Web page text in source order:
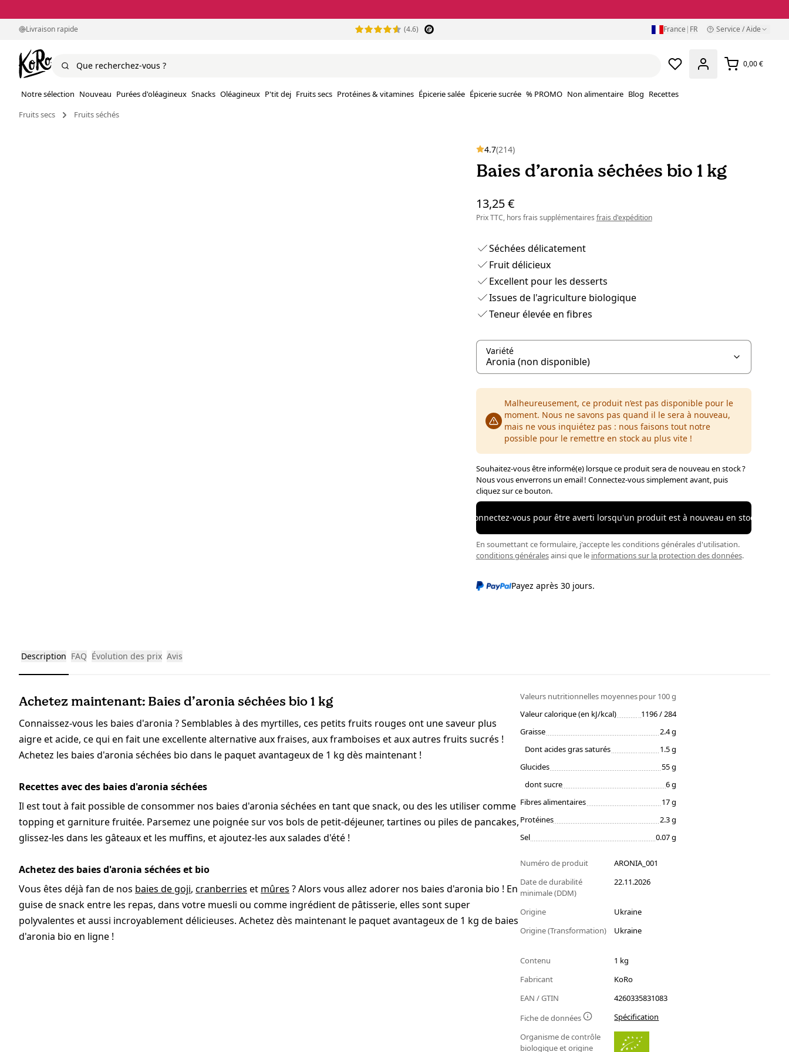
Livraison rapide (4.6) France | FR Service / Aide
0,00 €
Notre sélection Nouveau Purées d'oléagineux Snacks Oléagineux P'tit dej Fruits secs Protéines & vitamines Épicerie salée Épicerie sucrée % PROMO Non alimentaire Blog Recettes
Fruits secs
Fruits séchés
4.7(214)
Baies d’aronia séchées bio 1 kg
13,25 €
Prix TTC, hors frais supplémentaires frais d'expédition
Séchées délicatement
Fruit délicieux
Excellent pour les desserts
Issues de l'agriculture biologique
Teneur élevée en fibres
Variété
Malheureusement, ce produit n’est pas disponible pour le
moment. Nous ne savons pas quand il le sera à nouveau,
mais ne vous inquiétez pas : nous faisons tout notre
possible pour le remettre en stock au plus vite !
Souhaitez-vous être informé(e) lorsque ce produit sera de nouveau en stock ?
Nous vous enverrons un email ! Connectez-vous simplement avant, puis
cliquez sur ce bouton.
Connectez-vous pour être averti lorsqu'un produit est à nouveau en stock
En soumettant ce formulaire, j'accepte les conditions générales d'utilisation.
conditions généralesainsi que le informations sur la protection des données.
Payez après 30 jours.
Description FAQ Évolution des prix Avis
Achetez maintenant: Baies d’aronia séchées bio 1 kg
Connaissez-vous les baies d'aronia ? Semblables à des myrtilles, ces petits fruits rouges ont une saveur plus
aigre et acide, ce qui en fait une excellente alternative aux fraises, aux framboises et aux autres fruits sucrés !
Achetez les baies d'aronia séchées bio dans le paquet avantageux de 1 kg dès maintenant !
Recettes avec des baies d'aronia séchées
Il est tout à fait possible de consommer nos baies d'aronia séchées en tant que snack, ou des les utiliser comme
topping et garniture fruitée. Parsemez une poignée sur vos bols de petit-déjeuner, tartines ou piles de pancakes,
glissez-les dans les gâteaux et les muffins, et ajoutez-les aux salades d'été !
Achetez des baies d'aronia séchées et bio
Vous êtes déjà fan de nos baies de goji, cranberries et mûres ? Alors vous allez adorer nos baies d'aronia bio ! En
guise de snack entre les repas, dans votre muesli ou comme ingrédient de pâtisserie, elles sont super
polyvalentes et aussi incroyablement délicieuses. Achetez dès maintenant le paquet avantageux de 1 kg de baies
d'aronia bio en ligne !
Valeurs nutritionnelles moyennespour 100 g
Valeur calorique (en kJ/kcal)
1196 / 284
Graisse
2.4 g
Dont acides gras saturés
1.5 g
Glucides
55 g
dont sucre
6 g
Fibres alimentaires
17 g
Protéines
2.3 g
Sel
0.07 g
Numéro de produit
ARONIA_001
Date de durabilité
minimale (DDM)
22.11.2026
Origine
Ukraine
Origine (Transformation)
Ukraine
Contenu
1 kg
Fabricant
KoRo
EAN / GTIN
4260335831083
Fiche de données
Spécification
Organisme de contrôle
biologique et origine